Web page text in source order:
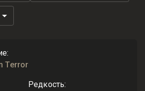
:
Terror
Редкость: